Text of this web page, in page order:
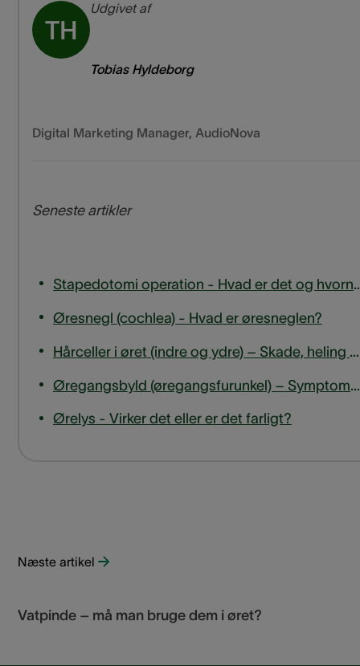
TH
Udgivet af
Tobias Hyldeborg
Digital Marketing Manager, AudioNova
Seneste artikler
Stapedotomi operation
Øresnegl (cochlea) - Hvad er øresneglen?
Hårceller i øret (indre og ydre) – Skade, heling og hørelse
Øregangsbyld (øregangsfurunkel) – Symptomer, årsager og behandling
Ørelys - Virker det eller er det farligt?
Næste artikel
Vatpinde – må man bruge dem i øret?